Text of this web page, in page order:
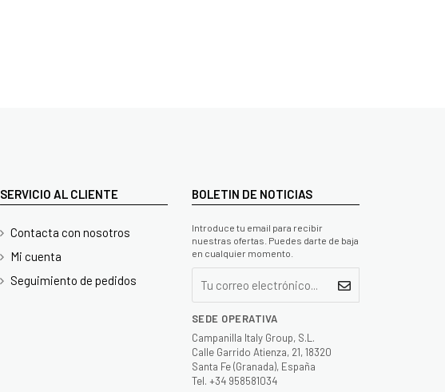
SERVICIO AL CLIENTE
Contacta con nosotros
Mi cuenta
Seguimiento de pedidos
BOLETIN DE NOTICIAS
Introduce tu email para recibir
nuestras ofertas. Puedes darte de baja
en cualquier momento.
SEDE OPERATIVA
Campanilla Italy Group, S.L.
Calle Garrido Atienza, 21, 18320
Santa Fe (Granada), España
Tel. +34 958581034